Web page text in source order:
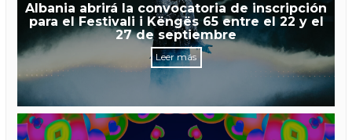
Albania abrirá la convocatoria de inscripción
para el Festivali i Këngës 65 entre el 22 y el
27 de septiembre
Leer más